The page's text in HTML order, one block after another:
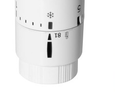
Плоскі